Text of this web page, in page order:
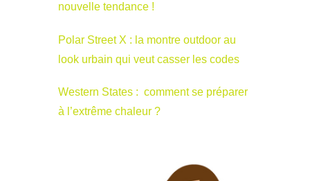
nouvelle tendance !
Polar Street X : la montre outdoor au
look urbain qui veut casser les codes
Western States : comment se préparer
à l’extrême chaleur ?